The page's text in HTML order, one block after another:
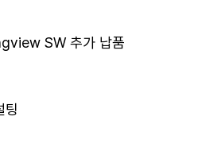
SW 추가 납품
팅